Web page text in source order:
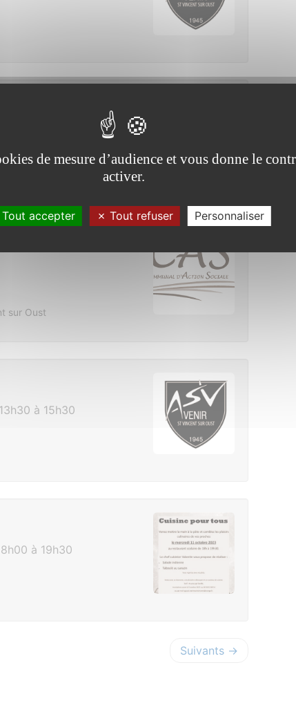
sur Oust
à 15h30
à 19h30
Suivants →
de mesure d’audience et vous donne le
activer.
Tout accepter Tout refuser Personnaliser